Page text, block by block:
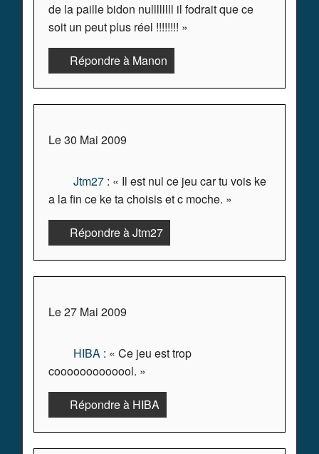
de la paille bidon nullllllll il fodrait que ce
soit un peut plus réel !!!!!!!! »
Répondre à Manon
Le 30 Mai 2009
Jtm27 : « Il est nul ce jeu car tu vois ke
a la fin ce ke ta choisis et c moche. »
Répondre à Jtm27
Le 27 Mai 2009
HIBA : « Ce jeu est trop
cooooooooooool. »
Répondre à HIBA